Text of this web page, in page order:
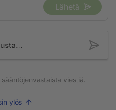
Lähetä
sääntöjenvastaista viestiä.
ylös